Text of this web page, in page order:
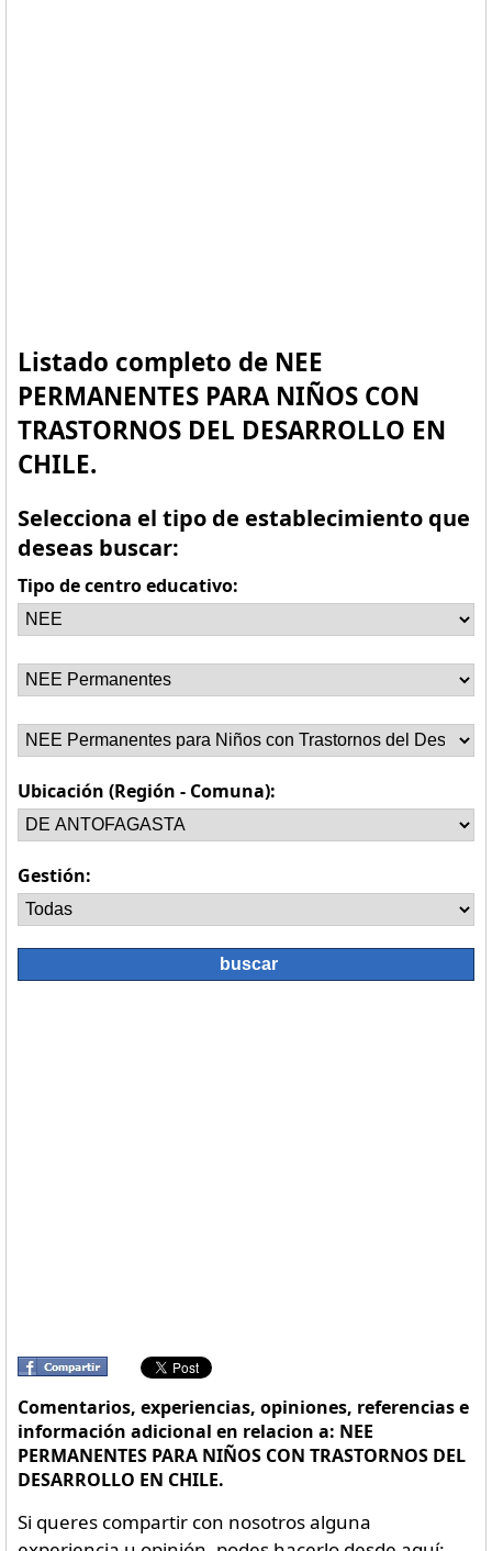
Listado completo de NEE
PERMANENTES PARA NIÑOS CON
TRASTORNOS DEL DESARROLLO EN
CHILE.
Selecciona el tipo de establecimiento que
deseas buscar:
Tipo de centro educativo:
Ubicación (Región - Comuna):
Gestión:
Comentarios, experiencias, opiniones, referencias e
información adicional en relacion a: NEE
PERMANENTES PARA NIÑOS CON TRASTORNOS DEL
DESARROLLO EN CHILE.
Si queres compartir con nosotros alguna